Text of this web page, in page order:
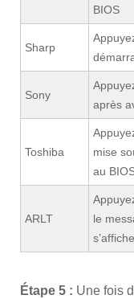
BIOS
Sharp
Sony
après
Toshiba
mise
au
ARLT
le
s’affiche
Étape 5 : Une fois